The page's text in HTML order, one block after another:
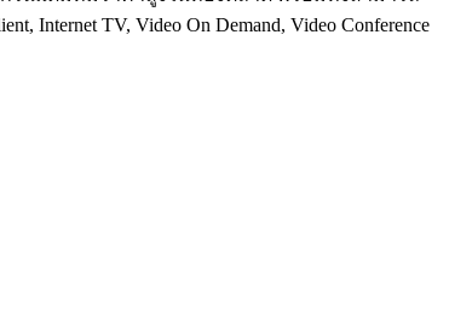
TV, Video On Demand, Video Conference